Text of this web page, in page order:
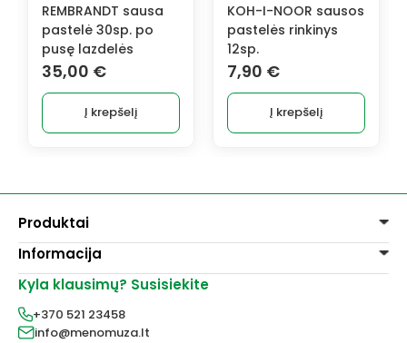
KOH-I-NOOR sausos
pastelės rinkinys
12sp.
7,90€
Į krepšelį
KOH-I-NOOR sausos
pastelės rinkinys
48sp.
27,90
Į krepšelį
Produktai
Dažai
Dekoravimui
Lakai, skiedikliai
Grafitiniai pieštukai
Įvairiems paviršiams
Informacija
Pirkimo taisyklės
Prekių pristatymas
Prekių grąžinimas
Kyla klausimų? Susisiekite
+370 521 23458
info@menomuza.lt